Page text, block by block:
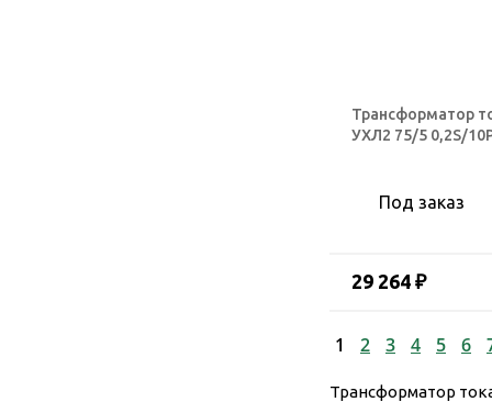
Трансформатор
УХЛ2 75/5 0,2S/
Под заказ
29 264 ₽
1 2 3 4 5 6
Трансформатор